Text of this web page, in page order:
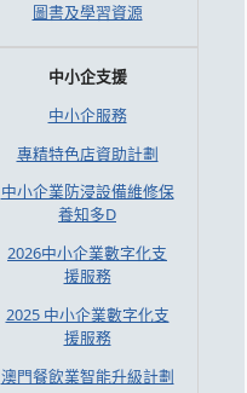
圖書及學習資源
中小企支援
中小企服務
專精特色店資助計劃
中小企業防浸設備維修保
養知多D
2026中小企業數字化支
援服務
2025 中小企業數字化支
援服務
澳門餐飲業智能升級計劃